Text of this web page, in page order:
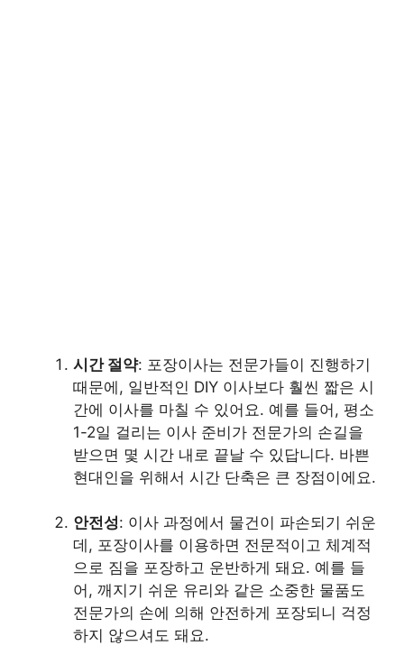
시간 절약: 포장이사는 전문가들이 진행하기
때문에, 일반적인 DIY 이사보다 훨씬 짧은 시
간에 이사를 마칠 수 있어요. 예를 들어, 평소
1-2일 걸리는 이사 준비가 전문가의 손길을
받으면 몇 시간 내로 끝날 수 있답니다. 바쁜
현대인을 위해서 시간 단축은 큰 장점이에요.
안전성: 이사 과정에서 물건이 파손되기 쉬운
데, 포장이사를 이용하면 전문적이고 체계적
으로 짐을 포장하고 운반하게 돼요. 예를 들
어, 깨지기 쉬운 유리와 같은 소중한 물품도
전문가의 손에 의해 안전하게 포장되니 걱정
하지 않으셔도 돼요.